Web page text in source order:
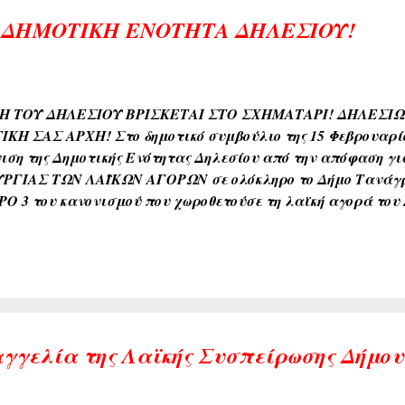
ΕΝΟΤΗΤΑ ΔΗΛΕΣΙΟΥ!
ΤΟΥ ΔΗΛΕΣΙΟΥ ΒΡΙΣΚΕΤΑΙ ΣΤΟ ΣΧΗΜΑΤΑΡΙ!
ΣΑΣ ΑΡΧΗ! Στο δημοτικό συμβούλιο της 15
της Δημοτικής Ενότητας Δηλεσίου από την απόφαση
ΤΩΝ ΛΑΪΚΩΝ ΑΓΟΡΩΝ σε ολόκληρο το Δήμο
3 του κανονισμού που χωροθετούσε τη λαϊκή αγορά του
ότι η λαϊκή του Δηλεσίου βρίσκεται στο
του Κοινοβουλίου και να τις εφαρμόζει σύμφωνα
της Λαϊκής Συσπείρωσης